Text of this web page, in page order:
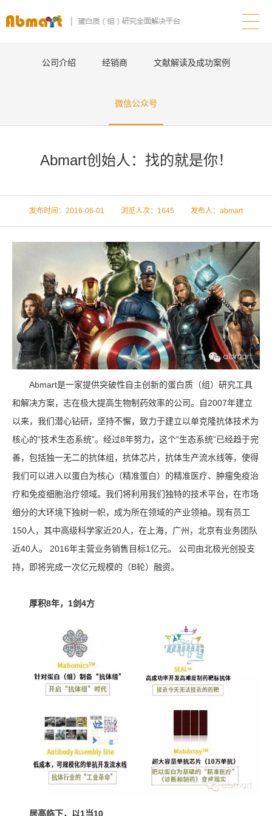
公司介绍 经销商 文献解读及成功案例
微信公众号
Abmart创始人：找的就是你！
发布时间：2016-06-01 浏览人次： 1645 发布人：abmart
Abmart是一家提供突破性自主创新的蛋白质（组）研究工具
和解决方案，志在极大提高生物制药效率的公司。自2007年建立
以来，我们潜心钻研，坚持不懈，致力于建立以单克隆抗体技术为
核心的“技术生态系统”。经过8年努力，这个“生态系统”已经趋于完
善，包括独一无二的抗体组，抗体芯片，抗体生产流水线等，使得
我们可以进入以蛋白为核心（精准蛋白）的精准医疗、肿瘤免疫治
疗和免疫细胞治疗领域。我们将利用我们独特的技术平台，在市场
细分的大环境下独树一帜，成为所在领域的产业领袖。现有员工
150人，其中高级科学家近20人，在上海，广州，北京有业务团队
近40人。 2016年主营业务销售目标1亿元。 公司由北极光创投支
持，即将完成一次亿元规模的（B轮）融资。
厚积8年，1剑4方
居高临下，以1当10